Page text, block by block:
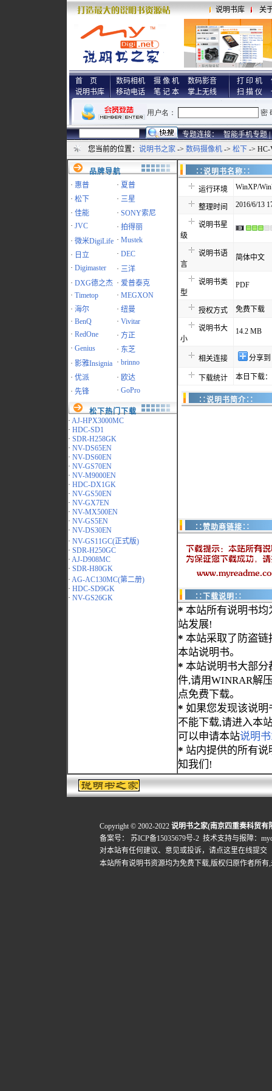
说明书库 关
首 页
说明书库
数码相机 摄 像 机
数码影音
移动电话
笔 记 本 掌上无线
打 印 机
扫 描 仪
专题连接： 智能手机专题 |
您当前的位置： 说明书之家 -> 数码摄像机 -> 松下 ->
品牌导航
· 惠普 · 夏普
· 松下 · 三星
· 佳能 · SONY索尼
· JVC · 拍得丽
· 微米DigiLife · Mustek
· 日立 · DEC
· Digimaster · 三洋
· DXG德之杰 · 爱普泰克
· Timetop · MEGXON
· 海尔 · 纽曼
· BenQ · Vivitar
· RedOne · 方正
· Genius · 东芝
· 影雅Insignia · brinno
· 优派 · 欧达
· 先锋 · GoPro
松下热门下载
· AJ-HPX3000MC
· HDC-SD1
· SDR-H258GK
· NV-DS65EN
· NV-DS60EN
· NV-GS70EN
· NV-M9000EN
· HDC-DX1GK
· NV-GS50EN
· NV-GX7EN
· NV-MX500EN
· NV-GS5EN
· NV-DS30EN
· NV-GS11GC(正式版)
· SDR-H250GC
· AJ-D908MC
· SDR-H80GK
· AG-AC130MC(第二册)
· HDC-SD9GK
· NV-GS26GK
∷说明书名
运行环境 WinXP/
整理时间 2016/6/13
说明书星
级
说明书语
言
简体中文
说明书类
型
PDF
授权方式 免费下载
说明书大
小
14.2 MB
相关连接 分享
下载统计 本日下载
∷说明书简介∷
∷赞助商链接∷
∷下载说明∷
* 本站所有说明书均
站发展!
* 本站采取了防盗链
本站说明书。
* 本站说明书大部分
件,请用WINRAR解
点免费下载。
* 如果您发现该说明
不能下载,请进入本
可以申请本站说明
* 站内提供的所有
知我们!
Copyright © 2002-2022 说明书之家(南京四重奏科贸有
备案号：
苏ICP备15035679号-2 技术支持与报障：
对本站有任何建议、意见或投诉， 请点这里在线提交
本站所有说明书资源均为免费下载,版权归原作者所